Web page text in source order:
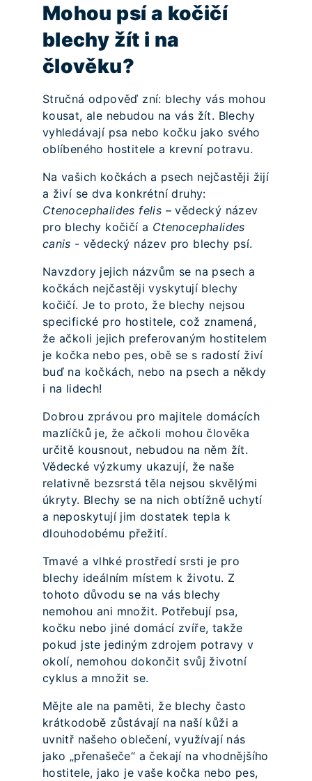
Mohou psí a kočičí
blechy žít i na
člověku?
Stručná odpověď zní: blechy vás mohou
kousat, ale nebudou na vás žít. Blechy
vyhledávají psa nebo kočku jako svého
oblíbeného hostitele a krevní potravu.
Na vašich kočkách a psech nejčastěji žijí
a živí se dva konkrétní druhy:
Ctenocephalides felis – vědecký název
pro blechy kočičí a Ctenocephalides
canis - vědecký název pro blechy psí.
Navzdory jejich názvům se na psech a
kočkách nejčastěji vyskytují blechy
kočičí. Je to proto, že blechy nejsou
specifické pro hostitele, což znamená,
že ačkoli jejich preferovaným hostitelem
je kočka nebo pes, obě se s radostí živí
buď na kočkách, nebo na psech a někdy
i na lidech!
Dobrou zprávou pro majitele domácích
mazlíčků je, že ačkoli mohou člověka
určitě kousnout, nebudou na něm žít.
Vědecké výzkumy ukazují, že naše
relativně bezsrstá těla nejsou skvělými
úkryty. Blechy se na nich obtížně uchytí
a neposkytují jim dostatek tepla k
dlouhodobému přežití.
Tmavé a vlhké prostředí srsti je pro
blechy ideálním místem k životu. Z
tohoto důvodu se na vás blechy
nemohou ani množit. Potřebují psa,
kočku nebo jiné domácí zvíře, takže
pokud jste jediným zdrojem potravy v
okolí, nemohou dokončit svůj životní
cyklus a množit se.
Mějte ale na paměti, že blechy často
krátkodobě zůstávají na naší kůži a
uvnitř našeho oblečení, využívají nás
jako „přenašeče“ a čekají na vhodnějšího
hostitele, jako je vaše kočka nebo pes,